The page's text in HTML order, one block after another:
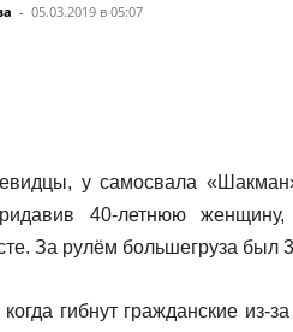
- 05.03.2019 в 05:07
у самосвала
40-летнюю
За рулём большегруза был
гибнут гражданские из-